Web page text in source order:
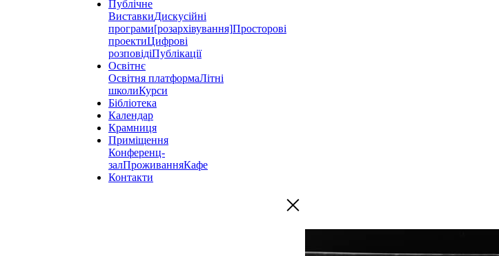
Публічне
ВиставкиДискусійні
програми[розархівування]Просторові
проектиЦифрові
розповідіПублікації
Освітнє
Освітня платформаЛітні
школиКурси
Бібліотека
Календар
Крамниця
Приміщення
Конференц-
залПроживанняКафе
Контакти